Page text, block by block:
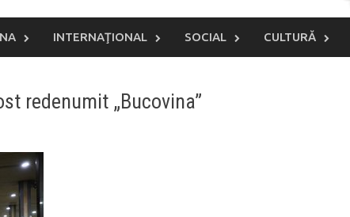
INTERNAŢIONAL SOCIAL CULTURĂ
redenumit „Bucovina”